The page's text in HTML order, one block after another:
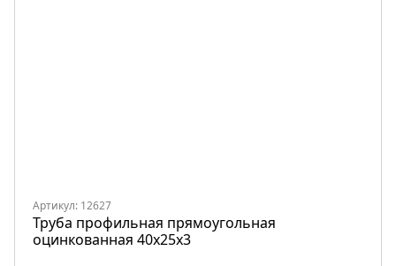
Артикул: 12627
Труба профильная прямоугольная
оцинкованная 40х25х3